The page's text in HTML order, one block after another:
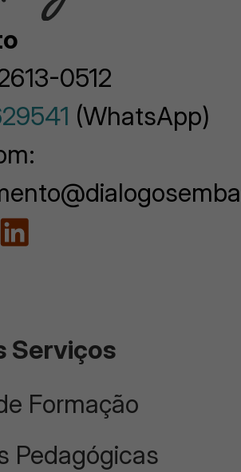
0512
(WhatsApp)
Serviços
Formação
Pedagógicas